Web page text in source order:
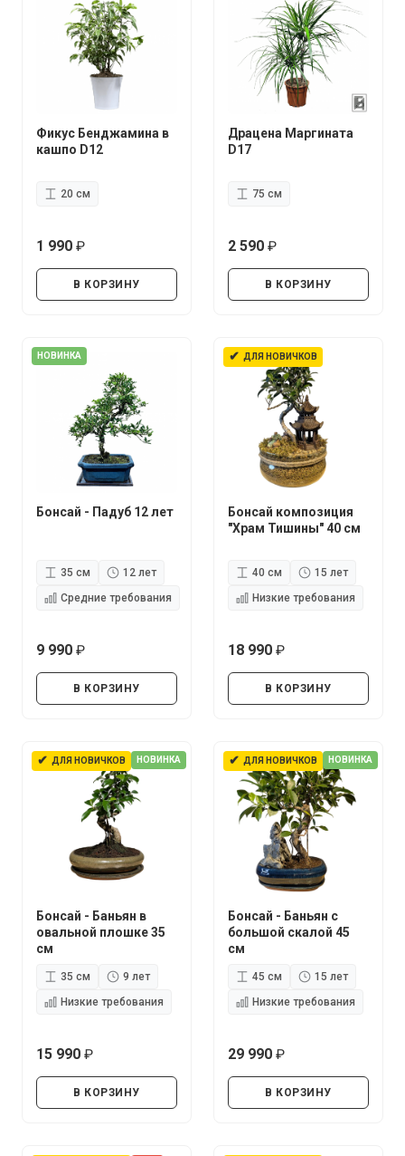
Фикус Бенджамина в
кашпо D12
20 см
1 990
В КОРЗИНУ
Драцена Маргината
D17
75 см
2 590
В КОРЗИНУ
НОВИНКА
Бонсай - Падуб 12 лет
35 см
12 лет
Средние требования
9 990
В КОРЗИНУ
✔ ДЛЯ НОВИЧКОВ
Бонсай композиция
"Храм Тишины" 40 см
40 см
15 лет
Низкие требования
18 990
В КОРЗИНУ
✔ ДЛЯ НОВИЧКОВ НОВИНКА
Бонсай - Баньян в
овальной плошке 35
см
35 см
9 лет
Низкие требования
15 990
В КОРЗИНУ
✔ ДЛЯ НОВИЧКОВ НОВИНКА
Бонсай - Баньян с
большой скалой 45
см
45 см
15 лет
Низкие требования
29 990
В КОРЗИНУ